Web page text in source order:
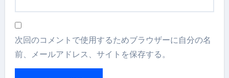
次回のコメントで使用するためブラウザーに自分の名
前、メールアドレス、サイトを保存する。